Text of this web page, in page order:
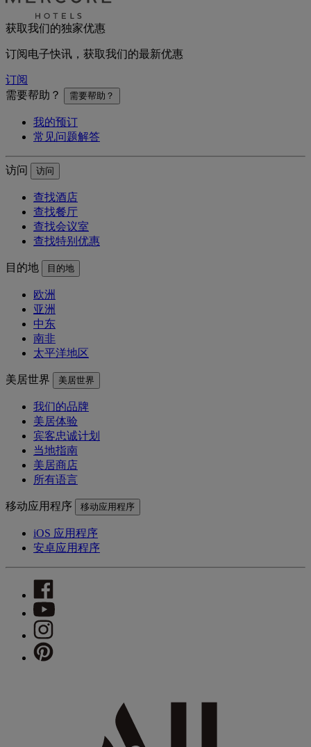
获取我们的独家优惠
订阅电子快讯，获取我们的最新优惠
订阅
需要帮助？
需要帮助？
我的预订
常见问题解答
访问 访问
查找酒店
查找餐厅
查找会议室
查找特别优惠
目的地 目的地
欧洲
亚洲
中东
南非
太平洋地区
美居世界 美居世界
我们的品牌
美居体验
宾客忠诚计划
当地指南
美居商店
所有语言
移动应用程序 移动应用程序
iOS 应用程序
安卓应用程序